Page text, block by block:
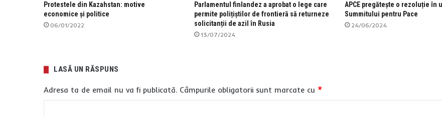
Protestele din Kazahstan: motive
economice și politice
06/01/2022
Parlamentul finlandez a aprobat o lege care
permite polițiștilor de frontieră să returneze
solicitanții de azil în Rusia
13/07/2024
APCE pregătește o rezoluție în
Summitului pentru Pace
24/06/2024
LASĂ UN RĂSPUNS
Adresa ta de email nu va fi publicată. Câmpurile obligatorii sunt marcate cu *